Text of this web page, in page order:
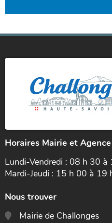
Horaires Mairie et
Lundi-Vendredi : 08 h 30 à
Mardi-Jeudi : 15 h 00 à 19
Nous trouver
Mairie de Challonges